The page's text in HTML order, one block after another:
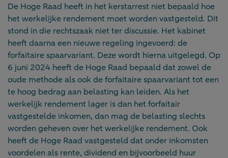
De Hoge Raad heeft in het kerstarrest niet bepaald hoe
het werkelijke rendement moet worden vastgesteld. Dit
stond in die rechtszaak niet ter discussie. Het kabinet
heeft daarna een nieuwe regeling ingevoerd: de
forfaitaire spaarvariant. Deze wordt hierna uitgelegd. Op
6 juni 2024 heeft de Hoge Raad bepaald dat zowel de
oude methode als ook de forfaitaire spaarvariant tot een
te hoog bedrag aan belasting kan leiden. Als het
werkelijk rendement lager is dan het forfaitair
vastgestelde inkomen, dan mag de belasting slechts
worden geheven over het werkelijke rendement. Ook
heeft de Hoge Raad vastgesteld dat onder inkomsten
voordelen als rente, dividend en bijvoorbeeld huur